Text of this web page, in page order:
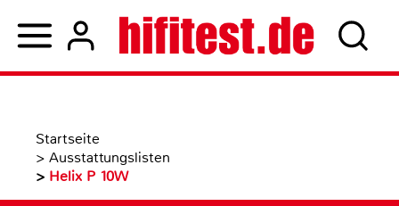
Startseite
> Ausstattungslisten
> Helix P 10W